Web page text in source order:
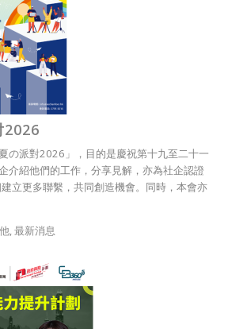
2026
の派對2026」，目的是慶祝第十九至二十一
介紹他們的工作，分享見解，亦為社企認證
建立更多聯繫，共同創造機會。同時，本會亦
,最新消息